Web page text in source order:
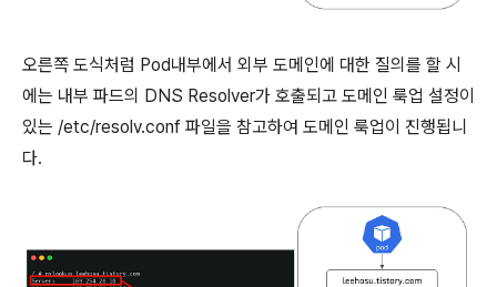
오른쪽 도식처럼 Pod내부에서 외부 도메인에 대한 질의를 할 시
에는 내부 파드의 DNS Resolver가 호출되고 도메인 룩업 설정이
있는 /etc/resolv.conf 파일을 참고하여 도메인 룩업이 진행됩니
다.